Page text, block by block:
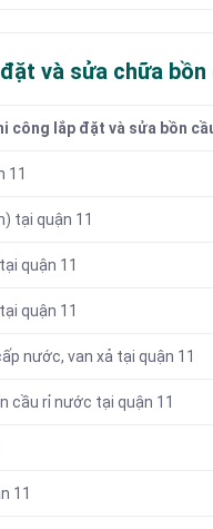
và sửa chữa
công lắp đặt và sửa bồn
11
tại quận 11
quận 11
quận 11
nước, van xả tại quận 11
cầu rỉ nước tại quận 11
11